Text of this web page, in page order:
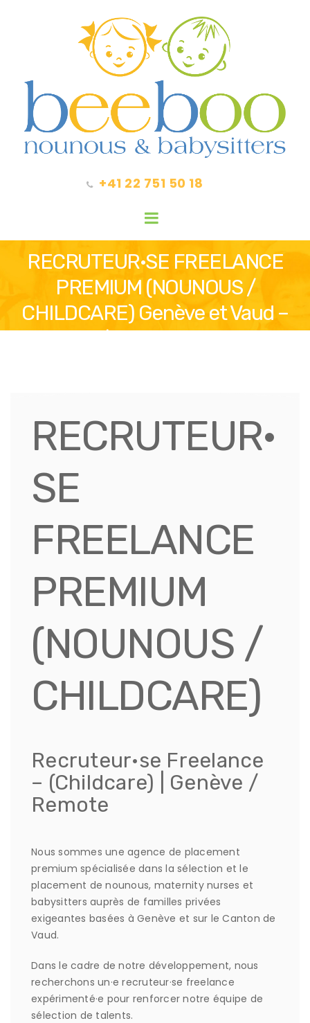
+41 22 751 50 18
RECRUTEUR·SE FREELANCE
PREMIUM (NOUNOUS /
CHILDCARE) Genève et Vaud –
FR/ANG – Remote
RECRUTEUR·
SE
FREELANCE
PREMIUM
(NOUNOUS /
CHILDCARE)
Recruteur·se Freelance
– (Childcare) | Genève /
Remote
Nous sommes une agence de placement
premium spécialisée dans la sélection et le
placement de nounous, maternity nurses et
babysitters auprès de familles privées
exigeantes basées à Genève et sur le Canton de
Vaud.
Dans le cadre de notre développement, nous
recherchons un·e recruteur·se freelance
expérimenté·e pour renforcer notre équipe de
sélection de talents.